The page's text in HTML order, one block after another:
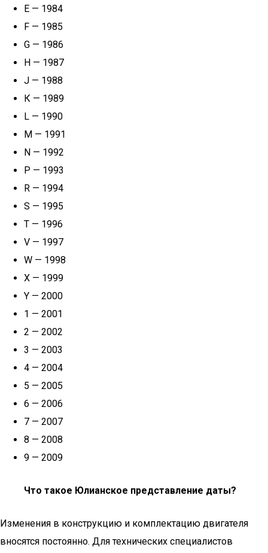
Е — 1984
F — 1985
G — 1986
Н — 1987
J — 1988
К — 1989
L — 1990
М — 1991
N — 1992
Р — 1993
R — 1994
S — 1995
T — 1996
V — 1997
W — 1998
X — 1999
Y — 2000
1 — 2001
2 — 2002
3 — 2003
4 — 2004
5 — 2005
6 — 2006
7 — 2007
8 — 2008
9 — 2009
Что такое Юлианское представление даты?
Изменения в конструкцию и комплектацию двигателя
вносятся постоянно. Для технических специалистов